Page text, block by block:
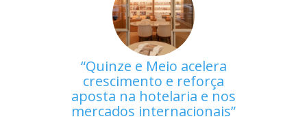
Quinze e Meio acelera
crescimento e reforça
aposta na hotelaria e nos
mercados internacionais